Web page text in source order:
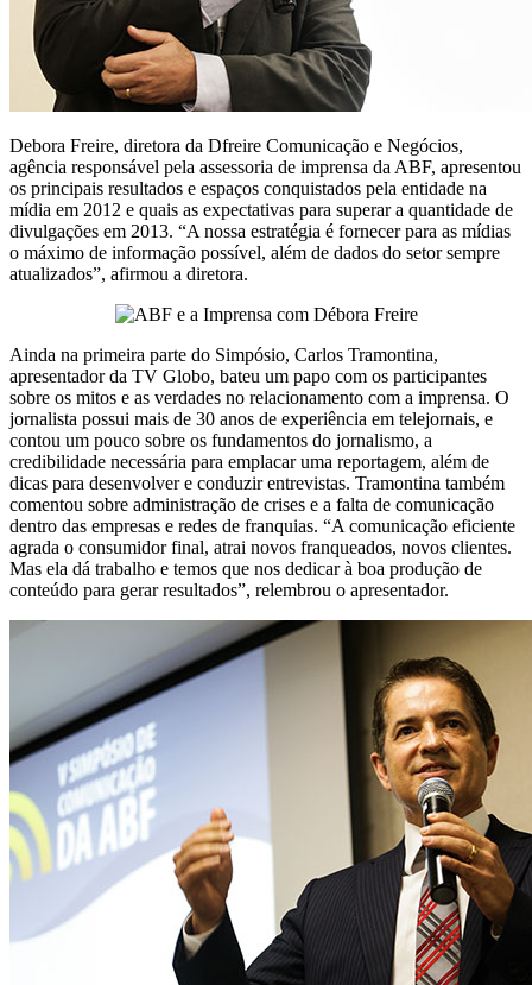
Debora Freire, diretora da Dfreire Comunicação e Negócios,
agência responsável pela assessoria de imprensa da ABF, apresentou
os principais resultados e espaços conquistados pela entidade na
mídia em 2012 e quais as expectativas para superar a quantidade de
divulgações em 2013. “A nossa estratégia é fornecer para as mídias
o máximo de informação possível, além de dados do setor sempre
atualizados”, afirmou a diretora.
Ainda na primeira parte do Simpósio, Carlos Tramontina,
apresentador da TV Globo, bateu um papo com os participantes
sobre os mitos e as verdades no relacionamento com a imprensa. O
jornalista possui mais de 30 anos de experiência em telejornais, e
contou um pouco sobre os fundamentos do jornalismo, a
credibilidade necessária para emplacar uma reportagem, além de
dicas para desenvolver e conduzir entrevistas. Tramontina também
comentou sobre administração de crises e a falta de comunicação
dentro das empresas e redes de franquias. “A comunicação eficiente
agrada o consumidor final, atrai novos franqueados, novos clientes.
Mas ela dá trabalho e temos que nos dedicar à boa produção de
conteúdo para gerar resultados”, relembrou o apresentador.